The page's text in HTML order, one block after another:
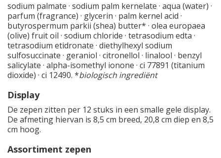
sodium palmate · sodium palm kernelate · aqua (water) ·
parfum (fragrance) · glycerin · palm kernel acid ·
butyrospermum parkii (shea) butter* · olea europaea
(olive) fruit oil · sodium chloride · tetrasodium edta ·
tetrasodium etidronate · diethylhexyl sodium
sulfosuccinate · geraniol · citronellol · linalool · benzyl
salicylate · alpha-isomethyl ionone · ci 77891 (titanium
dioxide) · ci 12490. *biologisch ingrediënt
Display
De zepen zitten per 12 stuks in een smalle gele display.
De afmeting hiervan is 8,5 cm breed, 20,8 cm diep en 8,5
cm hoog.
Assortiment zepen